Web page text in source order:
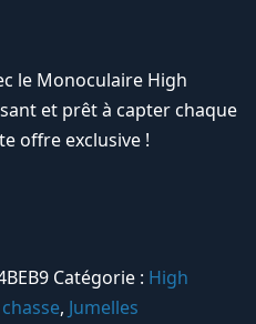
le Monoculaire High
et prêt à capter chaque
offre exclusive !
Catégorie : High
, Jumelles